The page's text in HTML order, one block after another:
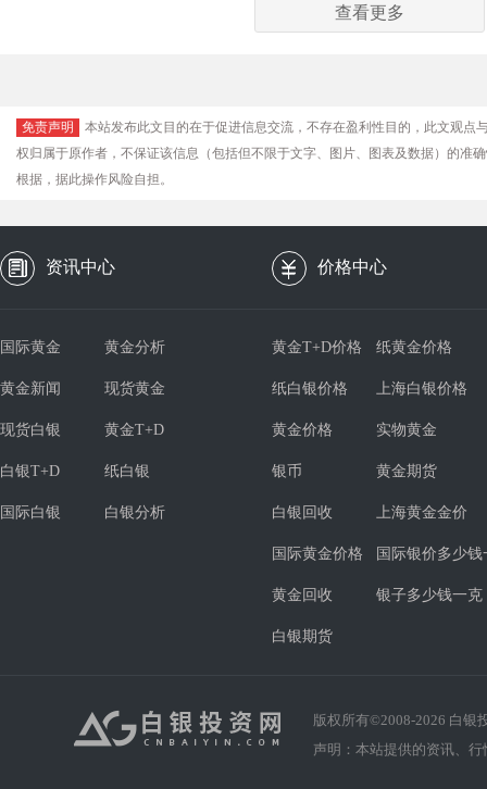
查看更多
免责声明
本站发布此文目的在于促进信息交流，不存在盈利性目的，此文观
权归属于原作者，不保证该信息（包括但不限于文字、图片、图表及数据）的准
根据，据此操作风险自担。
资讯中心 价格中心
国际黄金 黄金分析
黄金新闻 现货黄金
现货白银 黄金T+D
白银T+D 纸白银
国际白银 白银分析
黄金T+D价格 纸黄金价格
纸白银价格 上海白银价格
黄金价格 实物黄金
银币 黄金期货
白银回收 上海黄金金价
国际黄金价格 国际银价多少钱
黄金回收 银子多少钱一克
白银期货
版权所有©2008-2026 白银
声明：本站提供的资讯、